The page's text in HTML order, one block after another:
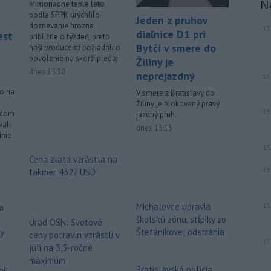
na
Mimoriadne teplé leto
podľa SPPK urýchlilo
dozrievanie hrozna
približne o týždeň, preto
naši producenti požiadali o
povolenie na skorší predaj.
dnes 15:30
Cena zlata vzrástla na
takmer 4327 USD
Úrad OSN: Svetové
ceny potravín vzrástli v
júli na 3,5-ročné
maximum
Jeden z pruhov
diaľnice D1 pri
Bytči v smere do
Žiliny je
neprejazdný
V smere z Bratislavy do
Žiliny je blokovaný pravý
jazdný pruh.
dnes 15:15
Michalovce upravia
školskú zónu, stĺpiky zo
Štefánikovej odstránia